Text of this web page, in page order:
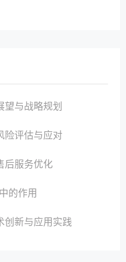
望与战略规划
险评估与应对
后服务优化
的作用
创新与应用实践